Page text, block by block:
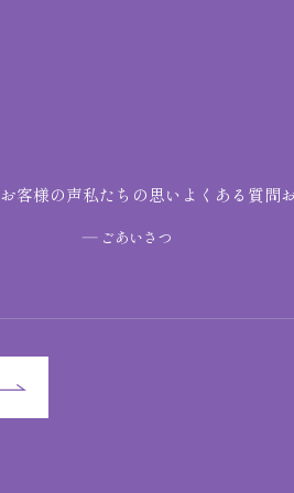
お客様の声私たちの思い
ごあいさつ
よくある質問